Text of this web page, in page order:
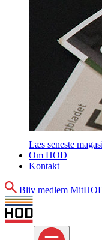
Læs seneste
Om HOD
Kontakt
Søg
Bliv medlem
MitHOD